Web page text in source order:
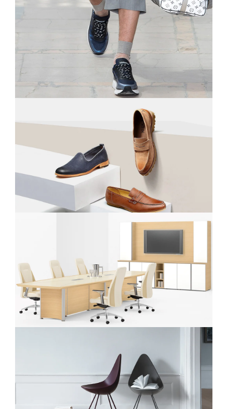
Aliquam hendrerit
Vivamus arcu
Praesent pellentesque
Nunc adipiscing